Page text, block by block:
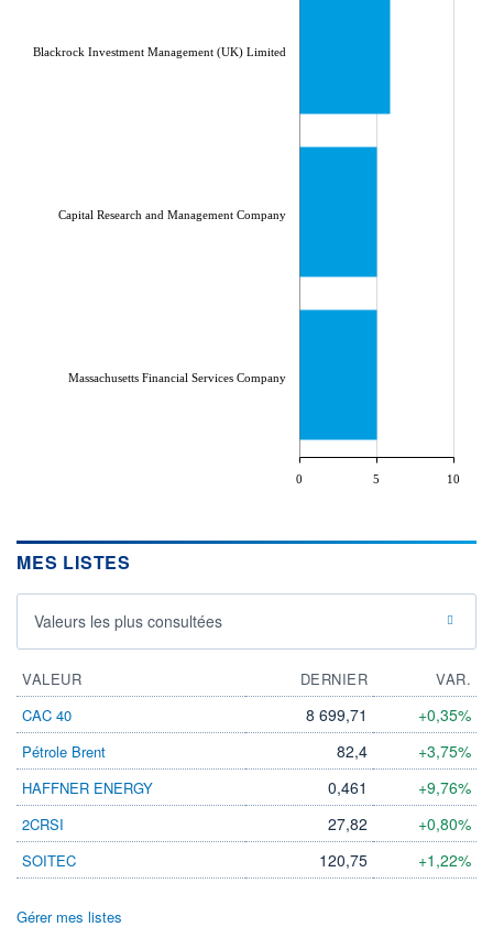
Blackrock Investment Management (UK) Limited
Capital Research and Management Company
Massachusetts Financial Services Company
0 5 10
MES LISTES
Valeurs les plus consultées
VALEUR DERNIER
VAR.
CAC 40
8 699,71 +0,35%
Pétrole Brent 82,4 +3,75%
HAFFNER ENERGY 0,461 +9,76%
2CRSI 27,82 +0,80%
SOITEC 120,75 +1,22%
Gérer mes listes